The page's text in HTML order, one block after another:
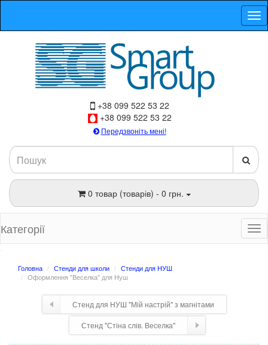
+38 099 522 53 22
+38 099 522 53 22
Передзвоніть мені!
0 товар (товарів) - 0 грн.
Категорії
Головна Стенди для школи
Стенди для НУШ
Оформлення "Веселка" для Нуш
Стенд для НУШ "Мій настрій" з магнітами
Стенд "Стіна слів. Веселка"